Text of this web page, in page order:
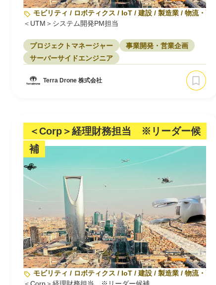
モビリティ / ロボティクス / IoT / 建設 / 製造業 / 物流・配送
＜UTM＞システム開発PM担当
プロジェクトマネージャー
事業開発・営業企画
サーバーサイドエンジニア
Terra Drone 株式会社
＜Corp＞経理財務担当 ※リーダー候
補
モビリティ / ロボティクス / IoT / 建設 / 製造業 / 物流・配送